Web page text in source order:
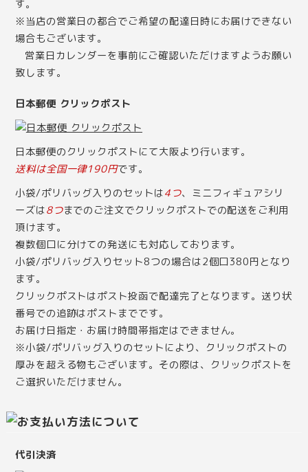
す。
※当店の営業日の都合でご希望の配達日時にお届けできない
場合もございます。
営業日カレンダーを事前にご確認いただけますようお願い
致します。
日本郵便 クリックポスト
日本郵便のクリックポストにて大阪より行います。
送料は全国一律190円です。
小袋/ポリバッグ入りのセットは4つ、ミニフィギュアシリ
ーズは8つまでのご注文でクリックポストでの配送をご利用
頂けます。
複数個口に分けての発送にも対応しております。
小袋/ポリバッグ入りセット8つの場合は2個口380円となり
ます。
クリックポストはポスト投函で配達完了となります。送り状
番号での追跡はポストまでです。
お届け日指定・お届け時間帯指定はできません。
※小袋/ポリバッグ入りのセットにより、クリックポストの
厚みを超える物もございます。その際は、クリックポストを
ご選択いただけません。
代引決済